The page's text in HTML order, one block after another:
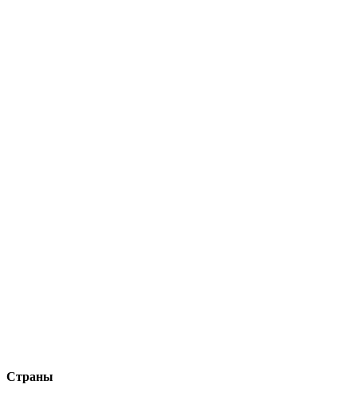
Страны